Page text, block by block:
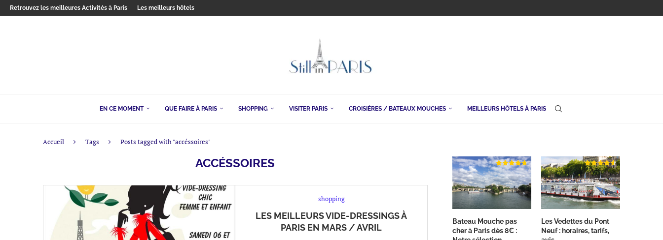
Retrouvez les meilleures Activités à Paris Les meilleurs hôtels
EN CE MOMENT QUE FAIRE À PARIS SHOPPING VISITER PARIS CROISIÈRES / BATEAUX MOUCHES MEILLEURS HÔTELS À PARIS
Accueil Tags Posts tagged with "accéssoires"
ACCÉSSOIRES
shopping
LES MEILLEURS VIDE-DRESSINGS À
PARIS EN MARS / AVRIL
Bateau Mouche pas
cher à Paris dès 8€ :
Les Vedettes du Pont
Neuf : horaires, tarifs,